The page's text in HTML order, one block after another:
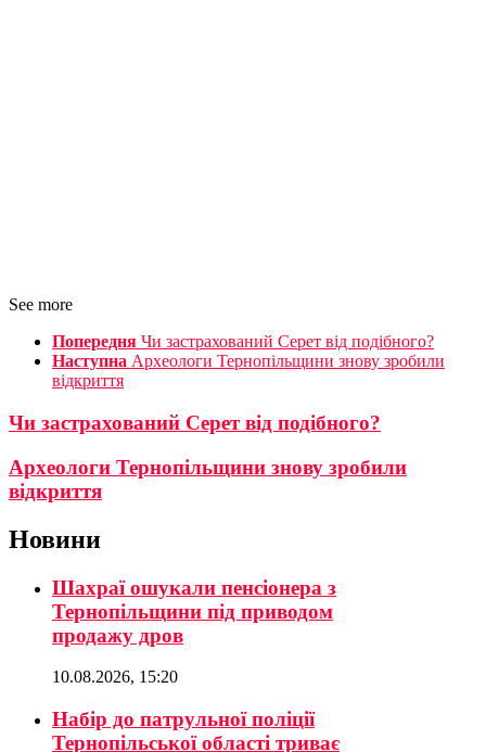
See more
Попередня Чи застрахований Серет від подібного?
Наступна Археологи Тернопільщини знову зробили
відкриття
Чи застрахований Серет від подібного?
Археологи Тернопільщини знову зробили
відкриття
Новини
Шахраї ошукали пенсіонера з
Тернопільщини під приводом
продажу дров
10.08.2026, 15:20
Набір до патрульної поліції
Тернопільської області триває